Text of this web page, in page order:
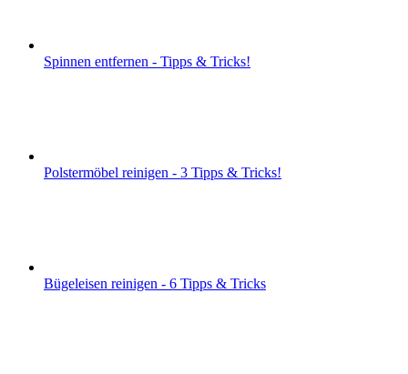
Spinnen entfernen - Tipps & Tricks!
Polstermöbel reinigen - 3 Tipps & Tricks!
Bügeleisen reinigen - 6 Tipps & Tricks